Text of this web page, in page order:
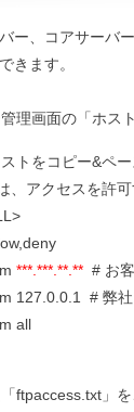
ー、コアサーバ
きます。
理画面の「ホス
トをコピー&ペ
、アクセスを許
***.***.**.** # お
127.0.0.1 # 弊
all
ftpaccess.txt」